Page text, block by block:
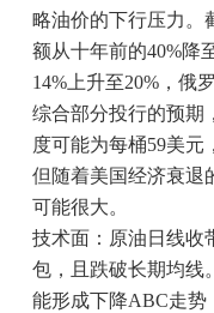
略油价的下行压力。
额从十年前的40%降
14%上升至20%，俄
综合部分投行的预期
度可能为每桶59美元
但随着美国经济衰退
可能很大。
技术面：原油日线收
包，且跌破长期均线
能形成下降ABC走势